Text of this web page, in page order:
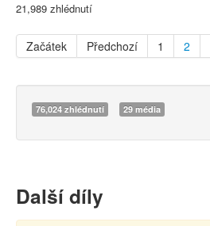
21,989 zhlédnutí
Začátek Předchozí 1 2
76,024 zhlédnutí 29 média
Další díly